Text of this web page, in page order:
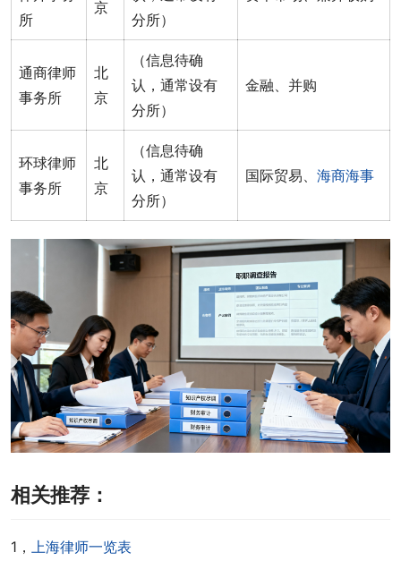
所
京
分所）
通商律师
事务所
北
京
（信息待确
认，通常设有
分所）
金融、并购
环球律师
事务所
北
京
（信息待确
认，通常设有
分所）
国际贸易、 海商海事
相关推荐：
1， 上海律师一览表